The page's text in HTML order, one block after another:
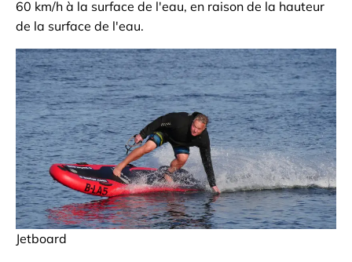
60 km/h à la surface de l'eau, en raison de la hauteur
de la surface de l'eau.
Jetboard